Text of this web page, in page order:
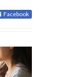
Facebook